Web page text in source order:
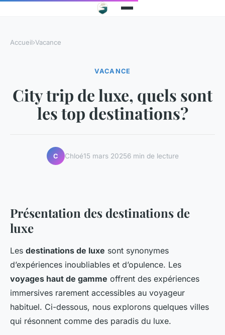
Accueil›Vacance
VACANCE
City trip de luxe, quels sont
les top destinations?
C Chloé15 mars 20256 min de lecture
Présentation des destinations de
luxe
Les destinations de luxe sont synonymes
d’expériences inoubliables et d’opulence. Les
voyages haut de gamme offrent des expériences
immersives rarement accessibles au voyageur
habituel. Ci-dessous, nous explorons quelques villes
qui résonnent comme des paradis du luxe.